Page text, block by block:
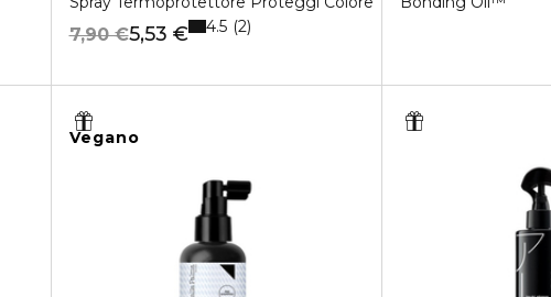
5,53 €
7,90 € 4.5 2
Vegano